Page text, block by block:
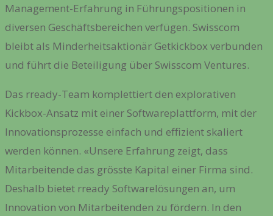
Management-Erfahrung in Führungspositionen in
diversen Geschäftsbereichen verfügen. Swisscom
bleibt als Minderheitsaktionär Getkickbox verbunden
und führt die Beteiligung über Swisscom Ventures.
Das rready-Team komplettiert den explorativen
Kickbox-Ansatz mit einer Softwareplattform, mit der
Innovationsprozesse einfach und effizient skaliert
werden können. «Unsere Erfahrung zeigt, dass
Mitarbeitende das grösste Kapital einer Firma sind.
Deshalb bietet rready Softwarelösungen an, um
Innovation von Mitarbeitenden zu fördern. In den